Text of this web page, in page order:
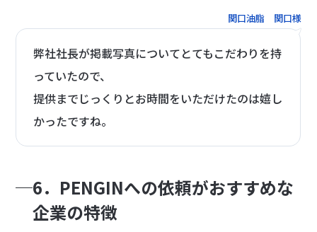
関口油脂 関口様
弊社社長が掲載写真についてとてもこだわりを持
っていたので、
提供までじっくりとお時間をいただけたのは嬉し
かったですね。
6．PENGINへの依頼がおすすめな
企業の特徴